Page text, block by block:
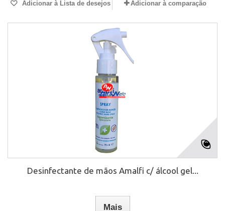
Adicionar à Lista de desejos Adicionar à comparação
Desinfectante de mãos Amalfi c/ álcool gel...
Mais